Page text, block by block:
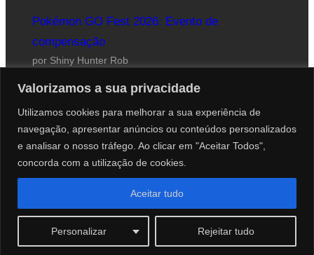
Valorizamos a sua privacidade
Utilizamos cookies para melhorar a sua experiência de
navegação, apresentar anúncios ou conteúdos personalizados
e analisar o nosso tráfego. Ao clicar em "Aceitar Todos",
concorda com a utilização de cookies.
Personalizar Rejeitar tudo
Aceitar tudo
Pokémon GO Fest 2026: Evento de
compensação
por Shiny Hunter Rob
Website desenhado por Roberto Coutinho
© 2012-2026 PokéCenter Blog